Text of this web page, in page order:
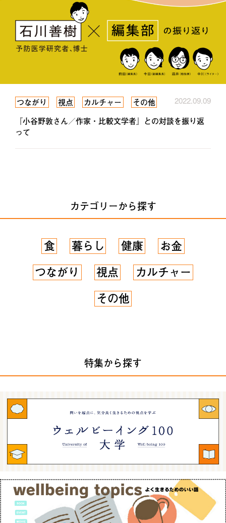
つながり 視点 カルチャー その他
2022.09.09
『小谷野敦さん／作家・比較文学者』との対談を振り返
って
カテゴリーから探す
食 暮らし 健康
お金
つながり
視点
カルチャー
その他
特集から探す